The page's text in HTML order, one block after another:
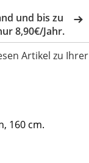
und bis zu
8,90€/Jahr.
Artikel zu Ihrer
160 cm.